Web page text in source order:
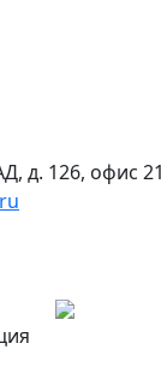
д. 126, офис